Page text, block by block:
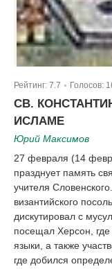
Рейтинг: 7.7 Голосов:
СВ.
ИСЛАМЕ
Юрий Максимов
27 февраля (14
празднует память
учителя
византийского
дискутировал с
посещал Херсон, где
языки, а также
где добился